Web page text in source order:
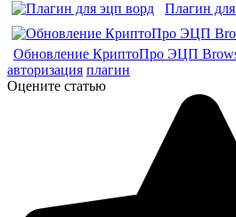
Плагин
Обновление КриптоПро ЭЦП
авторизация плагин
Оцените статью